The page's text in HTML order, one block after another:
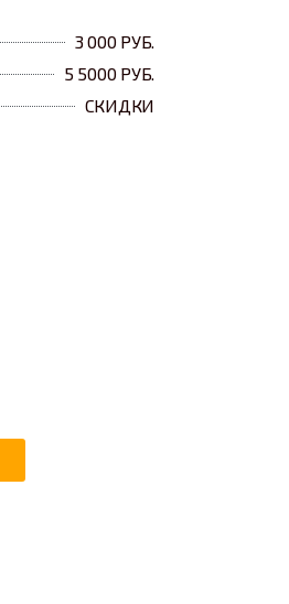
3 000 РУБ.
5 5000 РУБ.
СКИДКИ